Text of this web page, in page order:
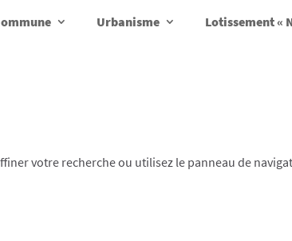
Urbanisme Lotissement «
votre recherche ou utilisez le panneau de